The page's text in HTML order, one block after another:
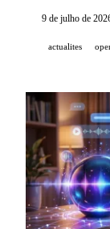
Claude Code
9 de julho de
actualites